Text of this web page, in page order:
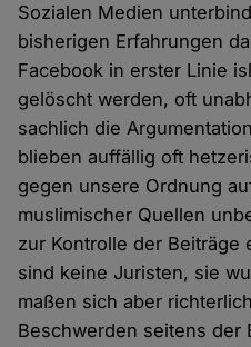
Sozialen Medien
bisherigen Erfahrungen
Facebook in erster Linie
gelöscht werden, oft
sachlich die
blieben auffällig oft
gegen unsere Ordnung
muslimischer Quellen
zur Kontrolle der Beiträge
sind keine Juristen, sie
maßen sich aber
Beschwerden seitens der